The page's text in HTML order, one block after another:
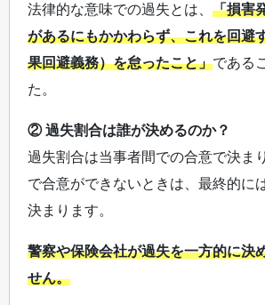
法律的な意味での過失とは、 「損害
があるにもかかわらず、これを回避
果回避義務）を怠ったこと」である
た。
② 過失割合は誰が決めるのか？
過失割合は当事者間での合意で決ま
で合意ができないときは、最終的に
決まります。
警察や保険会社が過失を一方的に決
せん。